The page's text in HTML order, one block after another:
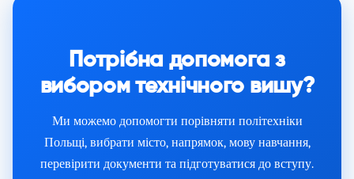
Потрібна допомога з
вибором технічного вишу?
Ми можемо допомогти порівняти політехніки
Польщі, вибрати місто, напрямок, мову навчання,
перевірити документи та підготуватися до вступу.